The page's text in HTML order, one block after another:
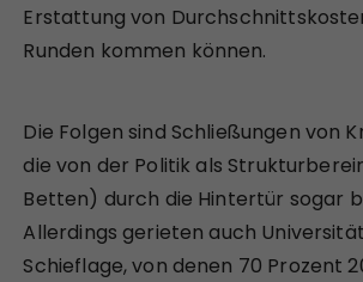
Erstattung von
Runden kommen können.
Die Folgen sind Schließungen von
die von der Politik als
Betten) durch die Hintertür sogar
Allerdings gerieten auch
Schieflage, von denen 70 Prozent